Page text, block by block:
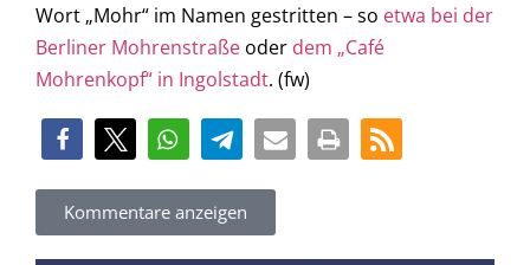
Wort „Mohr“ im Namen gestritten – so etwa bei der
Berliner Mohrenstraße oder dem „Café
Mohrenkopf“ in Ingolstadt. (fw)
Kommentare anzeigen